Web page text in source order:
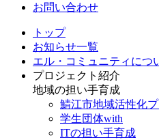
お問い合わせ
トップ
お知らせ一覧
エル・コミュニティにつ
プロジェクト紹介
地域の担い手育成
鯖江市地域活性化
学生団体with
ITの担い手育成